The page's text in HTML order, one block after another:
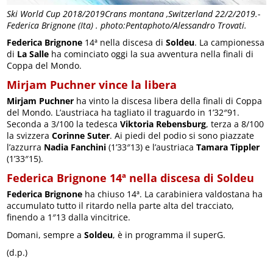
Ski World Cup 2018/2019Crans montana ,Switzerland 22/2/2019.-
Federica Brignone (Ita) . photo:Pentaphoto/Alessandro Trovati.
Federica Brignone 14ª nella discesa diSoldeu. La campionessa
di La Salle ha cominciato oggi la sua avventura nella finali di
Coppa del Mondo.
Mirjam Puchner vince la libera
Mirjam Puchner ha vinto la discesa libera della finali di Coppa
del Mondo. L’austriaca ha tagliato il traguardo in 1’32″91.
Seconda a 3/100 la tedescaViktoria Rebensburg, terza a 8/100
la svizzeraCorinne Suter. Ai piedi del podio si sono piazzate
l’azzurra Nadia Fanchini (1’33″13) e l’austriacaTamara Tippler
(1’33″15).
Federica Brignone 14ª nella discesa di Soldeu
Federica Brignone ha chiuso 14ª. La carabiniera valdostana ha
accumulato tutto il ritardo nella parte alta del tracciato,
finendo a 1″13 dalla vincitrice.
Domani, sempre aSoldeu, è in programma il superG.
(d.p.)